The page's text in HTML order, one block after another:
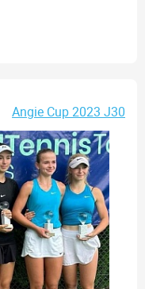
Angie Cup 2023 J30